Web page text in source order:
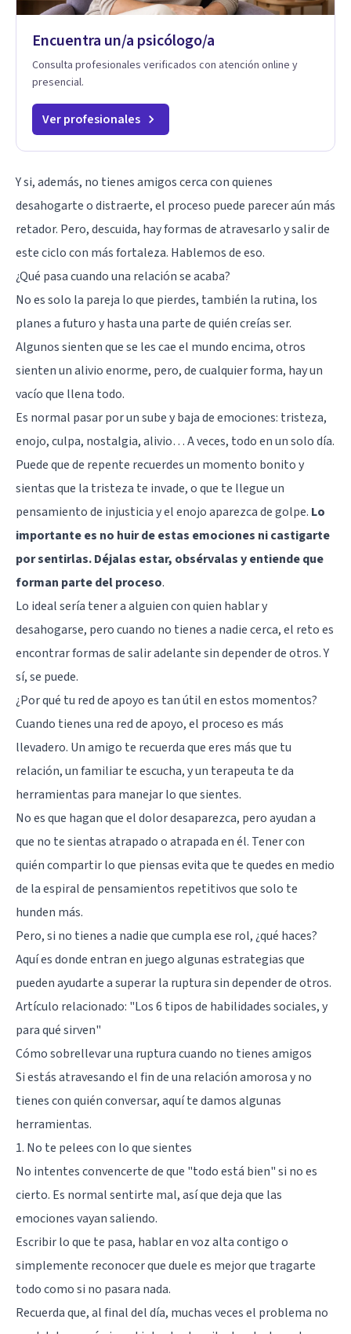
Encuentra un/a psicólogo/a
Consulta profesionales verificados con atención online y
presencial.
Ver profesionales
Y si, además, no tienes amigos cerca con quienes
desahogarte o distraerte, el proceso puede parecer aún más
retador. Pero, descuida, hay formas de atravesarlo y salir de
este ciclo con más fortaleza. Hablemos de eso.
¿Qué pasa cuando una relación se acaba?
No es solo la pareja lo que pierdes, también la rutina, los
planes a futuro y hasta una parte de quién creías ser.
Algunos sienten que se les cae el mundo encima, otros
sienten un alivio enorme, pero, de cualquier forma, hay un
vacío que llena todo.
Es normal pasar por un sube y baja de emociones: tristeza,
enojo, culpa, nostalgia, alivio… A veces, todo en un solo día.
Puede que de repente recuerdes un momento bonito y
sientas que la tristeza te invade, o que te llegue un
pensamiento de injusticia y el enojo aparezca de golpe. Lo
importante es no huir de estas emociones ni castigarte
por sentirlas. Déjalas estar, obsérvalas y entiende que
forman parte del proceso.
Lo ideal sería tener a alguien con quien hablar y
desahogarse, pero cuando no tienes a nadie cerca, el reto es
encontrar formas de salir adelante sin depender de otros. Y
sí, se puede.
¿Por qué tu red de apoyo es tan útil en estos momentos?
Cuando tienes una red de apoyo, el proceso es más
llevadero. Un amigo te recuerda que eres más que tu
relación, un familiar te escucha, y un terapeuta te da
herramientas para manejar lo que sientes.
No es que hagan que el dolor desaparezca, pero ayudan a
que no te sientas atrapado o atrapada en él. Tener con
quién compartir lo que piensas evita que te quedes en medio
de la espiral de pensamientos repetitivos que solo te
hunden más.
Pero, si no tienes a nadie que cumpla ese rol, ¿qué haces?
Aquí es donde entran en juego algunas estrategias que
pueden ayudarte a superar la ruptura sin depender de otros.
Artículo relacionado: "Los 6 tipos de habilidades sociales, y
para qué sirven"
Cómo sobrellevar una ruptura cuando no tienes amigos
Si estás atravesando el fin de una relación amorosa y no
tienes con quién conversar, aquí te damos algunas
herramientas.
1. No te pelees con lo que sientes
No intentes convencerte de que "todo está bien" si no es
cierto. Es normal sentirte mal, así que deja que las
emociones vayan saliendo.
Escribir lo que te pasa, hablar en voz alta contigo o
simplemente reconocer que duele es mejor que tragarte
todo como si no pasara nada.
Recuerda que, al final del día, muchas veces el problema no